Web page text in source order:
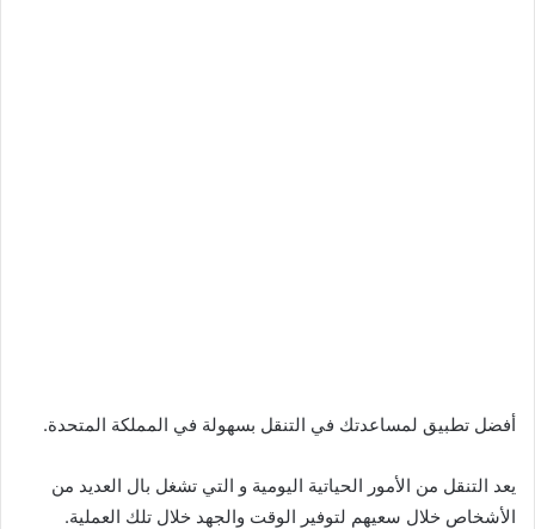
أفضل تطبيق لمساعدتك في التنقل بسهولة في المملكة المتحدة.
يعد التنقل من الأمور الحياتية اليومية و التي تشغل بال العديد من
الأشخاص خلال سعيهم لتوفير الوقت والجهد خلال تلك العملية.